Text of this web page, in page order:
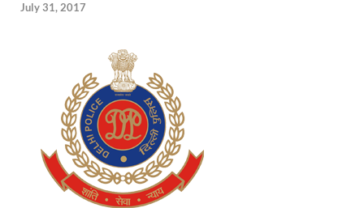
July 31, 2017